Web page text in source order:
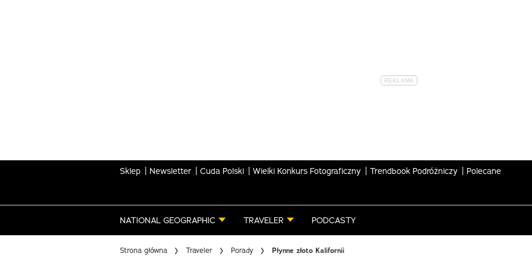
Sklep Newsletter Cuda Polski Wielki Konkurs Fotograficzny Trendbook Podróżniczy Polecane
NATIONAL GEOGRAPHIC TRAVELER PODCASTY
Strona główna Traveler Porady Płynne złoto Kalifornii